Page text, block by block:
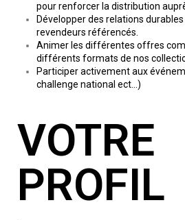
pour renforcer la distribution
Développer des relations
revendeurs référencés.
Animer les différentes offres
différents formats de nos
Participer activement aux
challenge national ect...)
VOTRE
PROFIL